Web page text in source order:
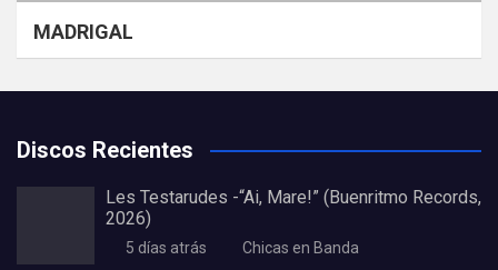
MADRIGAL
Discos Recientes
Les Testarudes -“Ai, Mare!” (Buenritmo Records,
2026)
5 días atrás Chicas en Banda